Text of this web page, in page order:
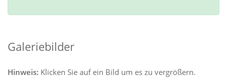
Galeriebilder
Hinweis: Klicken Sie auf ein Bild um es zu vergrößern.